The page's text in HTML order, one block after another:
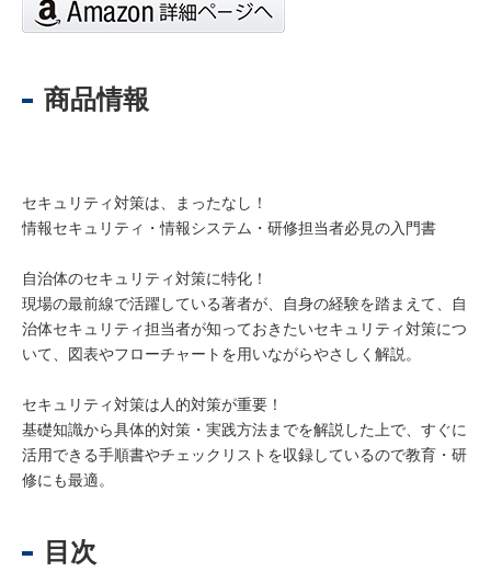
商品情報
セキュリティ対策は、まったなし！
情報セキュリティ・情報システム・研修担当者必見の入門書
自治体のセキュリティ対策に特化！
現場の最前線で活躍している著者が、自身の経験を踏まえて、自
治体セキュリティ担当者が知っておきたいセキュリティ対策につ
いて、図表やフローチャートを用いながらやさしく解説。
セキュリティ対策は人的対策が重要！
基礎知識から具体的対策・実践方法までを解説した上で、すぐに
活用できる手順書やチェックリストを収録しているので教育・研
修にも最適。
目次